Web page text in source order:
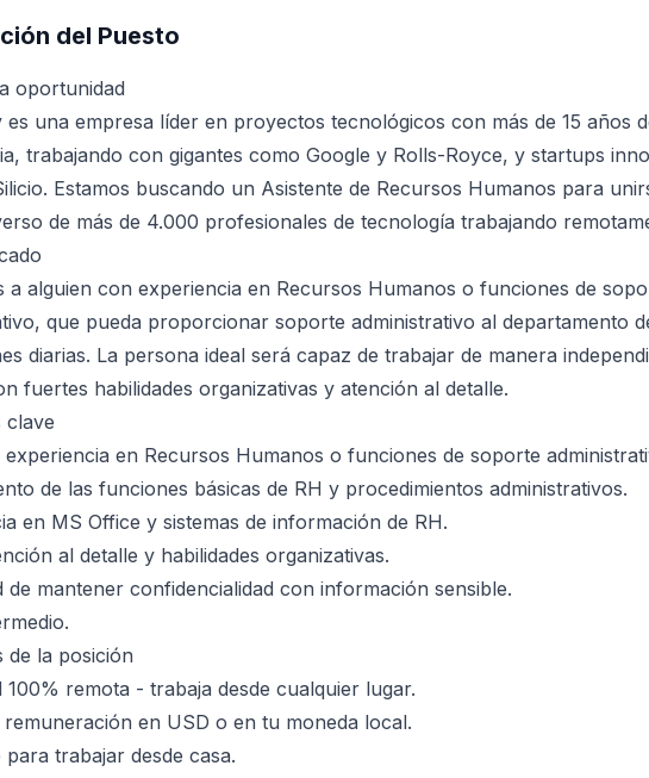
del Puesto
oportunidad
es una empresa líder en proyectos tecnológicos con más de 15 años
trabajando con gigantes como Google y Rolls-Royce, y startups
Estamos buscando un Asistente de Recursos Humanos para
de más de 4.000 profesionales de tecnología trabajando
a alguien con experiencia en Recursos Humanos o funciones de
que pueda proporcionar soporte administrativo al departamento
diarias. La persona ideal será capaz de trabajar de manera
fuertes habilidades organizativas y atención al detalle.
clave
experiencia en Recursos Humanos o funciones de soporte
de las funciones básicas de RH y procedimientos administrativos.
en MS Office y sistemas de información de RH.
al detalle y habilidades organizativas.
de mantener confidencialidad con información sensible.
de la posición
100% remota - trabaja desde cualquier lugar.
remuneración en USD o en tu moneda local.
trabajar desde casa.